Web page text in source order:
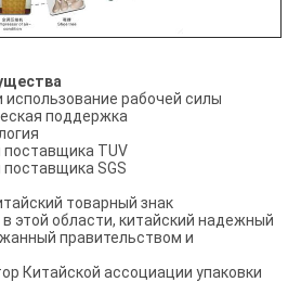
использование рабочей силы
поддержка
TUV
SGS
товарный знак
этой области, китайский надежный
правительством и
Китайской ассоциации упаковки